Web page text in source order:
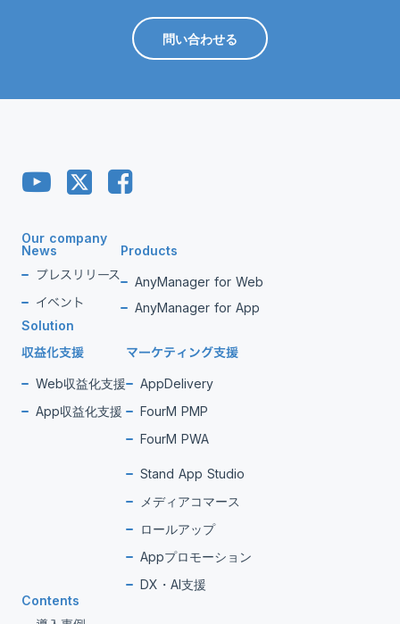
問い合わせる
Our company
News
プレスリリース
イベント
Products
AnyManager for Web
AnyManager for App
Solution
収益化支援
Web収益化支援
App収益化支援
マーケティング支援
AppDelivery
FourM PMP
FourM PWA
Stand App Studio
メディアコマース
ロールアップ
Appプロモーション
DX・AI支援
Contents